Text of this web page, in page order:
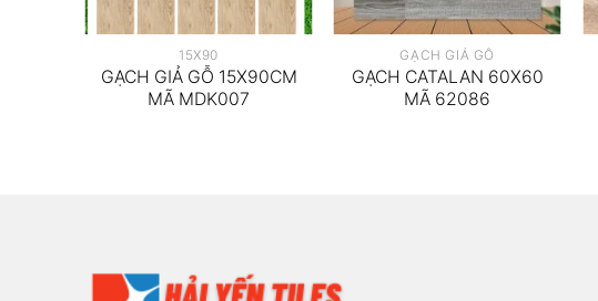
15X90
GẠCH GIẢ GỖ 15X90CM
MÃ MDK007
GẠCH GIẢ GỖ
GẠCH CATALAN 60X60
MÃ 62086